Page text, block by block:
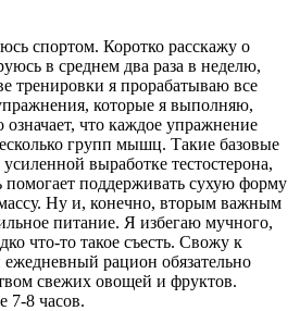
спортом. Коротко расскажу о
в среднем два раза в неделю,
тренировки я прорабатываю все
которые я выполняю,
что каждое упражнение
групп мышц. Такие базовые
выработке тестостерона,
помогает поддерживать сухую форму
Ну и, конечно, вторым важным
питание. Я избегаю мучного,
что-то такое съесть. Свожу к
рацион обязательно
свежих овощей и фруктов.
7-8 часов.